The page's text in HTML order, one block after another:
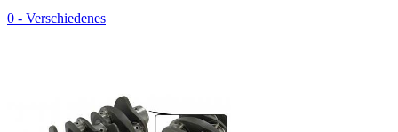
0 - Verschiedenes